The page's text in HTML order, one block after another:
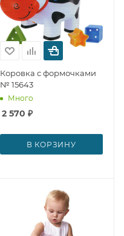
Коровка с формочками
№ 15643
Много
2 570 ₽
В КОРЗИНУ